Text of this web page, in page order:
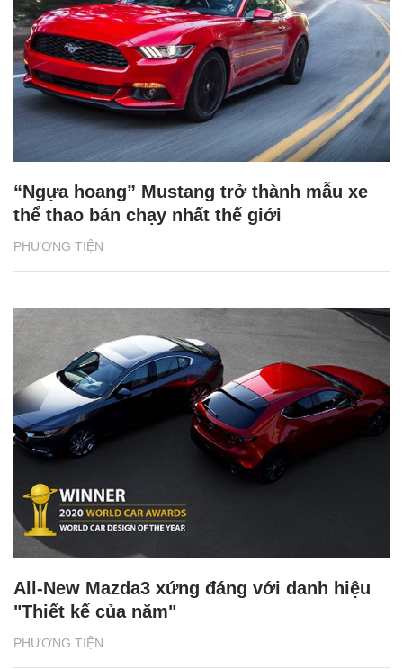
PHƯƠNG TIỆN
“Ngựa hoang” Mustang trở thành mẫu xe
thể thao bán chạy nhất thế giới
PHƯƠNG TIỆN
All-New Mazda3 xứng đáng với danh hiệu
"Thiết kế của năm"